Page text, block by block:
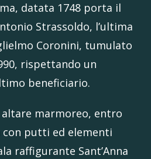
datata 1748 porta il
Strassoldo, l’ultima
Coronini, tumulato
rispettando un
beneficiario.
marmoreo, entro
putti ed elementi
raffigurante Sant’Anna